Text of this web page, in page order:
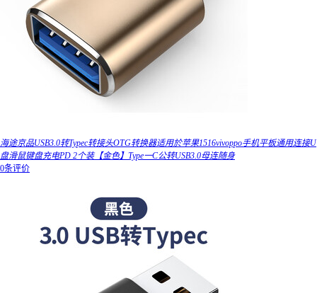
海途京品USB3.0转Typec转接头OTG转换器适用於苹果1516vivoppo手机平板通用连接U
盘滑鼠键盘充电PD 2个装【金色】Type一C公转USB3.0母连随身
0条评价